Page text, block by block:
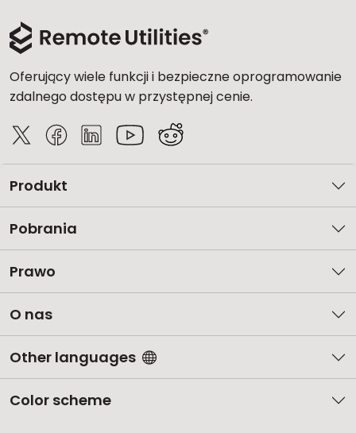
Oferujący wiele funkcji i bezpieczne oprogramowanie
zdalnego dostępu w przystępnej cenie.
Produkt
Pobrania
Prawo
O nas
Other languages
Color scheme